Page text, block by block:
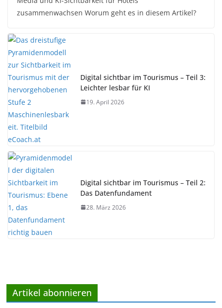
zusammenwachsen Worum geht es in diesem Artikel?
Digital sichtbar im Tourismus – Teil 3:
Leichter lesbar für KI
19. April 2026
Digital sichtbar im Tourismus – Teil 2:
Das Datenfundament
28. März 2026
Artikel abonnieren